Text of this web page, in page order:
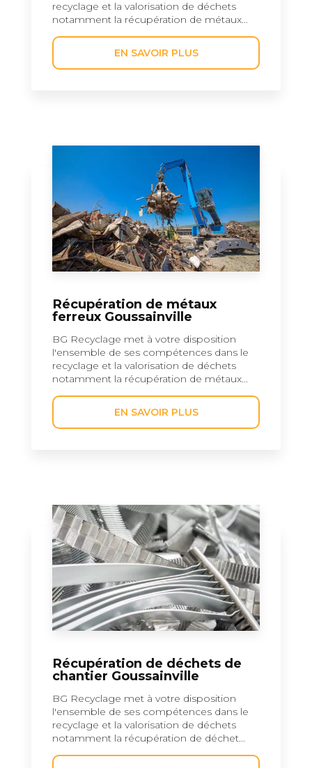
recyclage et la valorisation de déchets
notamment la récupération de métaux...
EN SAVOIR PLUS
Récupération de métaux
ferreux Goussainville
BG Recyclage met à votre disposition
l'ensemble de ses compétences dans le
recyclage et la valorisation de déchets
notamment la récupération de métaux...
EN SAVOIR PLUS
Récupération de déchets de
chantier Goussainville
BG Recyclage met à votre disposition
l'ensemble de ses compétences dans le
recyclage et la valorisation de déchets
notamment la récupération de déchet...